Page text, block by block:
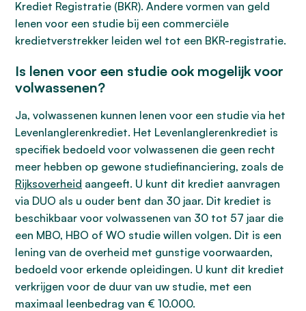
Krediet Registratie (BKR). Andere vormen van geld
lenen voor een studie bij een commerciële
kredietverstrekker leiden wel tot een BKR-registratie.
Is lenen voor een studie ook mogelijk voor
volwassenen?
Ja, volwassenen kunnen lenen voor een studie via het
Levenlanglerenkrediet. Het Levenlanglerenkrediet is
specifiek bedoeld voor volwassenen die geen recht
meer hebben op gewone studiefinanciering, zoals de
Rijksoverheid aangeeft. U kunt dit krediet aanvragen
via DUO als u ouder bent dan 30 jaar. Dit krediet is
beschikbaar voor volwassenen van 30 tot 57 jaar die
een MBO, HBO of WO studie willen volgen. Dit is een
lening van de overheid met gunstige voorwaarden,
bedoeld voor erkende opleidingen. U kunt dit krediet
verkrijgen voor de duur van uw studie, met een
maximaal leenbedrag van € 10.000.